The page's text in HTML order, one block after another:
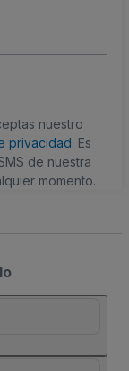
nuestro
privacidad. Es
de nuestra
momento.